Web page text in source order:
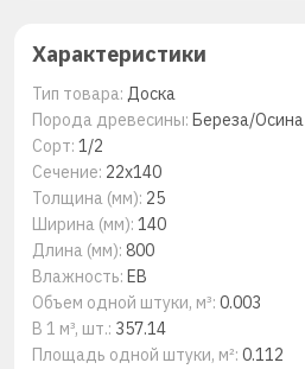
Характеристики
Тип товара: Доска
Порода древесины: Береза/Осина
Сорт: 1/2
Сечение: 22x140
Толщина (мм): 25
Ширина (мм): 140
Длина (мм): 800
Влажность: ЕВ
Объем одной штуки, м³: 0.003
В 1 м³, шт.: 357.14
Площадь одной штуки, м²: 0.112